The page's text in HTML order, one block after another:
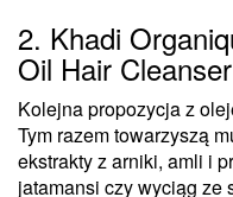
2. Khadi
Oil Hair Cleanser
Kolejna propozycja z
Tym razem towarzyszą
ekstrakty z arniki, amli i
jatamansi czy wyciąg ze